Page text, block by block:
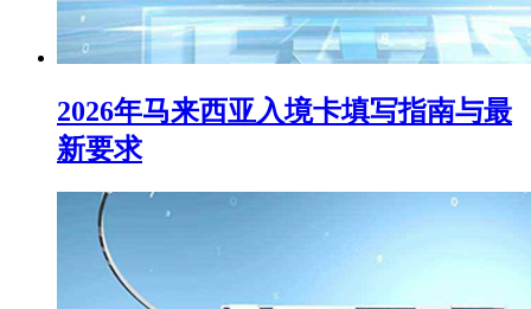
2026年马来西亚入境卡填写指南与最
新要求